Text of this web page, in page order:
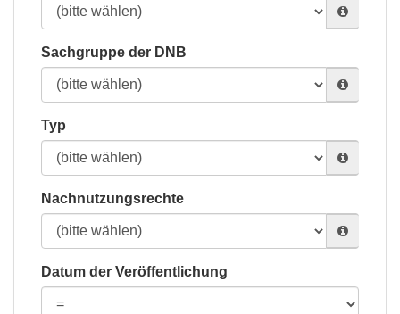
Sachgruppe der DNB
Typ
Nachnutzungsrechte
Datum der Veröffentlichung